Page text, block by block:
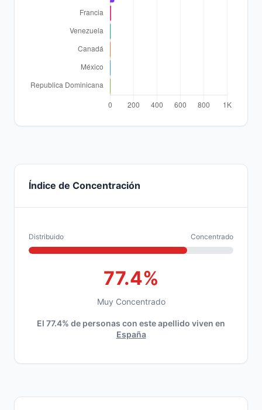
Índice de Concentración
Distribuido Concentrado
77.4%
Muy Concentrado
El 77.4% de personas con este apellido viven en
España